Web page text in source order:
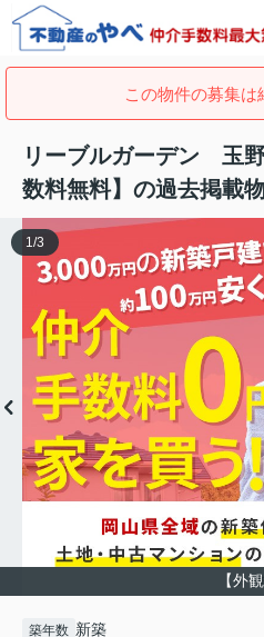
この物件の募集は
リーブルガーデン 玉
数料無料】の過去掲載
【外観
1/3
築年数 新築